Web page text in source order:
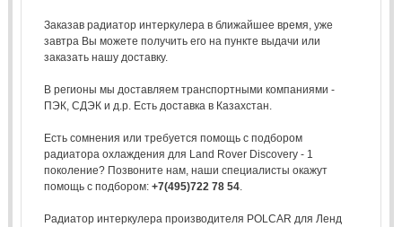
Заказав радиатор интеркулера в ближайшее время, уже
завтра Вы можете получить его на пункте выдачи или
заказать нашу доставку.
В регионы мы доставляем транспортными компаниями -
ПЭК, СДЭК и д.р. Есть доставка в Казахстан.
Есть сомнения или требуется помощь с подбором
радиатора охлаждения для Land Rover Discovery - 1
поколение? Позвоните нам, наши специалисты окажут
помощь с подбором: +7(495)722 78 54.
Радиатор интеркулера производителя POLCAR для Ленд